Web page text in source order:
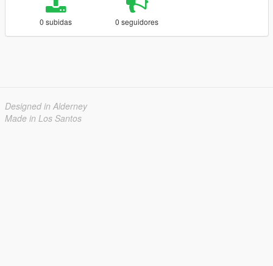
0 subidas 0 seguidores
Designed in Alderney
Made in Los Santos